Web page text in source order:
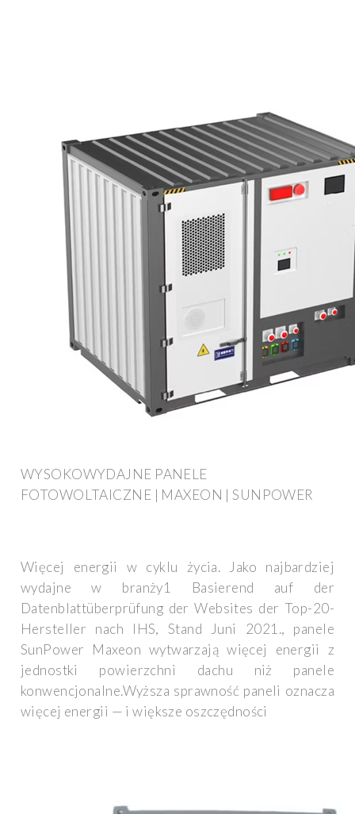
WYSOKOWYDAJNE PANELE
FOTOWOLTAICZNE | MAXEON | SUNPOWER
Więcej energii w cyklu życia. Jako najbardziej
wydajne w branży1 Basierend auf der
Datenblattüberprüfung der Websites der Top-20-
Hersteller nach IHS, Stand Juni 2021., panele
SunPower Maxeon wytwarzają więcej energii z
jednostki powierzchni dachu niż panele
konwencjonalne.Wyższa sprawność paneli oznacza
więcej energii — i większe oszczędności